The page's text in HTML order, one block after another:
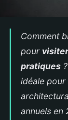
Comment
pour
pratiques
idéale
annuels en